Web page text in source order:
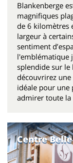
Blankenberge
magnifiques
de 6 kilomètres
largeur à
sentiment
l'emblématique
splendide sur le
découvrirez
idéale pour une
admirer toute la
Centre